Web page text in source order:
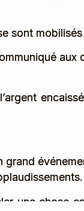
sont
aux
grand
une chose